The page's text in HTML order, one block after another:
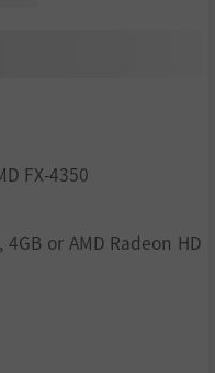
的绝对魔权。
FX-4350
4GB or AMD Radeon HD